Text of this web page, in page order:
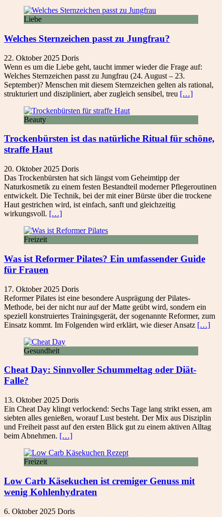
Liebe
Welches Sternzeichen passt zu Jungfrau?
22. Oktober 2025 Doris
Wenn es um die Liebe geht, taucht immer wieder die Frage auf:
Welches Sternzeichen passt zu Jungfrau (24. August – 23.
September)? Menschen mit diesem Sternzeichen gelten als rational,
strukturiert und diszipliniert, aber zugleich sensibel, treu […]
Beauty
Trockenbürsten ist das natürliche Ritual für schöne,
straffe Haut
20. Oktober 2025 Doris
Das Trockenbürsten hat sich längst vom Geheimtipp der
Naturkosmetik zu einem festen Bestandteil moderner Pflegeroutinen
entwickelt. Die Technik, bei der mit einer Bürste über die trockene
Haut gestrichen wird, ist einfach, sanft und gleichzeitig
wirkungsvoll. […]
Freizeit
Was ist Reformer Pilates? Ein umfassender Guide
für Frauen
17. Oktober 2025 Doris
Reformer Pilates ist eine besondere Ausprägung der Pilates-
Methode, bei der nicht nur auf der Matte geübt wird, sondern ein
speziell konstruiertes Trainingsgerät, der sogenannte Reformer, zum
Einsatz kommt. Im Folgenden wird erklärt, wie dieser Ansatz […]
Gesundheit
Cheat Day: Sinnvoller Schummeltag oder Diät-
Falle?
13. Oktober 2025 Doris
Ein Cheat Day klingt verlockend: Sechs Tage lang strikt essen, am
siebten alles genießen, worauf Lust besteht. Der Mix aus Disziplin
und Freiheit passt auf den ersten Blick gut zu einem aktiven Alltag
beim Abnehmen. […]
Freizeit
Low Carb Käsekuchen ist cremiger Genuss mit
wenig Kohlenhydraten
6. Oktober 2025 Doris